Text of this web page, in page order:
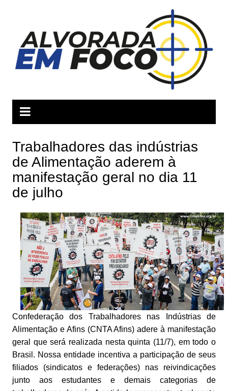
conteúdo
Trabalhadores das indústrias
de Alimentação aderem à
manifestação geral no dia 11
de julho
Confederação dos Trabalhadores nas Indústrias de
Alimentação e Afins (CNTA Afins) adere à manifestação
geral que será realizada nesta quinta (11/7), em todo o
Brasil. Nossa entidade incentiva a participação de seus
filiados (sindicatos e federações) nas reivindicações
junto aos estudantes e demais categorias de